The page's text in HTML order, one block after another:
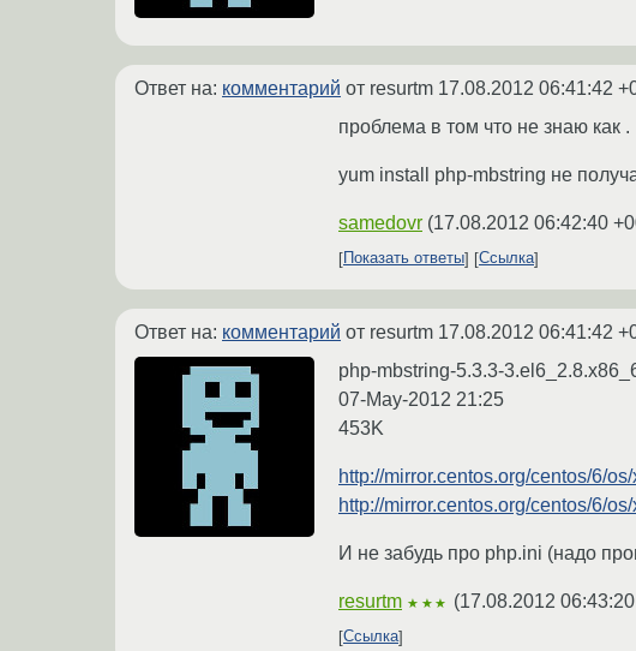
Ответ на: комментарий от resurtm 17.08.2012 06:41:42
проблема в том что не знаю как .
yum install php-mbstring не
samedovr (17.08.2012 06:42:40
Показать ответы
Ссылка
Ответ на: комментарий от resurtm 17.08.2012 06:41:42
php-mbstring-5.3.3-
07-May-2012 21:25
453K
http://mirror.centos.org/centos/6/
http://mirror.centos.org/centos/6/
И не забудь про php.ini (надо
resurtm ★★★ (17.08.2012
Ссылка